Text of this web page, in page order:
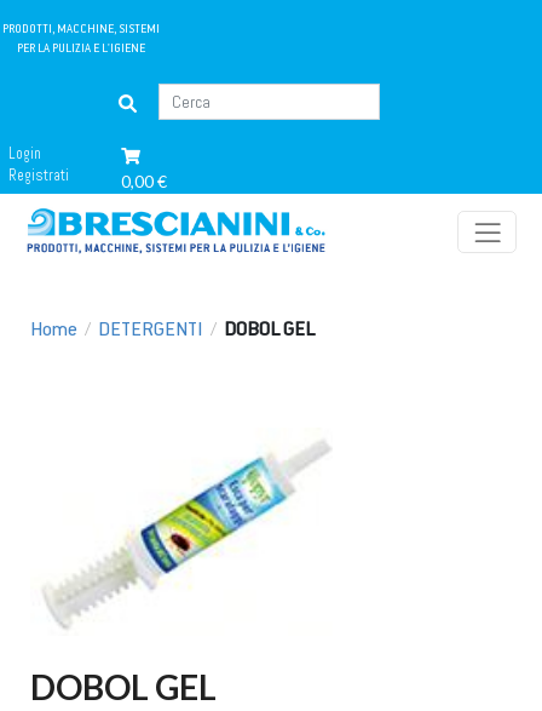
PRODOTTI, MACCHINE, SISTEMI
PER LA PULIZIA E L'IGIENE
Login
Registrati
0,00 €
Home / DETERGENTI / DOBOL GEL
DOBOL GEL